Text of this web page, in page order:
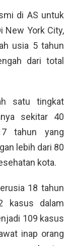
di AS untuk
New York City,
usia 5 tahun
dari total
satu tingkat
sekitar 40
tahun yang
lebih dari 80
kota.
18 tahun
kasus dalam
109 kasus
inap orang